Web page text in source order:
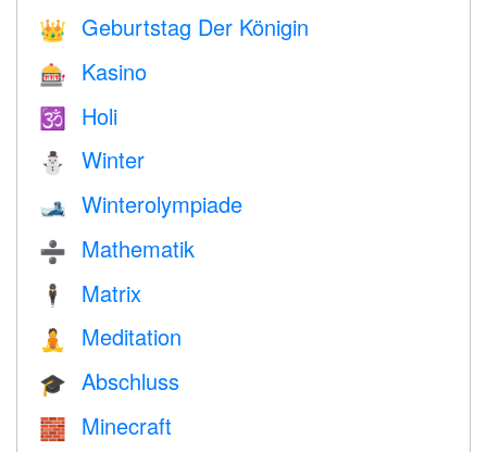
👑 Geburtstag Der Königin
🎰 Kasino
🕉 Holi
⛄ Winter
🎿 Winterolympiade
➗ Mathematik
🕴️ Matrix
🧘 Meditation
🎓 Abschluss
🧱 Minecraft